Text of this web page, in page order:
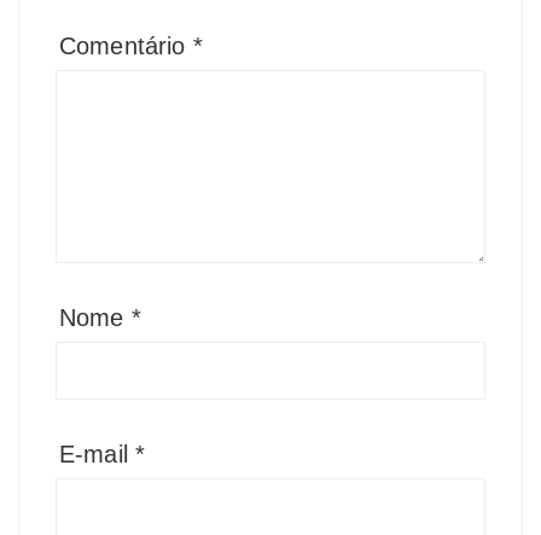
Comentário *
Nome *
E-mail*